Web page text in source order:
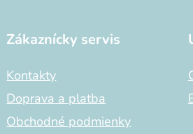
Zákaznícky servis
Kontakty
Doprava a platba
Obchodné podmienky